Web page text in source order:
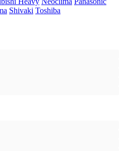
Shivaki Toshiba